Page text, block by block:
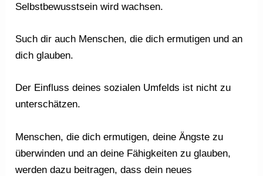
Selbstbewusstsein wird wachsen.
Such dir auch Menschen, die dich ermutigen und an
dich glauben.
Der Einfluss deines sozialen Umfelds ist nicht zu
unterschätzen.
Menschen, die dich ermutigen, deine Ängste zu
überwinden und an deine Fähigkeiten zu glauben,
werden dazu beitragen, dass dein neues